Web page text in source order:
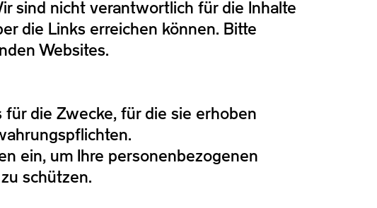
sind nicht verantwortlich für die Inhalte
die Links erreichen können. Bitte
Websites.
die Zwecke, für die sie erhoben
ein, um Ihre personenbezogenen
schützen.